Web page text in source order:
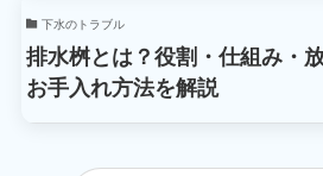
下水のトラブル
排水桝とは？役割・仕組み・
お手入れ方法を解説